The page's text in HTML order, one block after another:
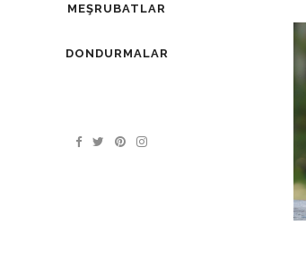
MEŞRUBATLAR
DONDURMALAR